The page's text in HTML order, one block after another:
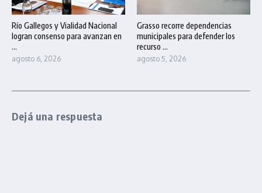
Río Gallegos y Vialidad Nacional
logran consenso para avanzan en
...
agosto 6, 2026
Grasso recorre dependencias
municipales para defender los
recurso ...
agosto 5, 2026
Dejá una respuesta